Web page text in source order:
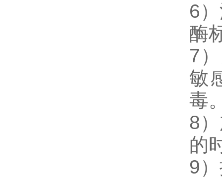
6
酶
7
敏
毒
8
的
9